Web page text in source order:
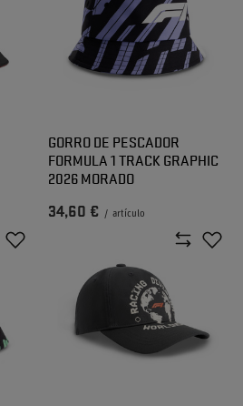
GORRO DE PESCADOR
FORMULA 1 TRACK GRAPHIC
2026 MORADO
34,60 € / artículo